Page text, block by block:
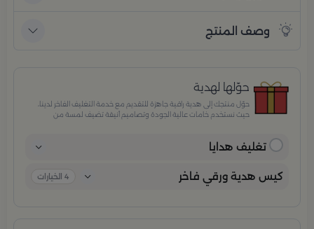
وصف المنتج
حوّلها لهدية
حوّل منتجك إلى هدية راقية جاهزة للتقديم مع خدمة التغليف الفاخر لدينا،
حيث نستخدم خامات عالية الجودة وتصاميم أنيقة تضيف لمسة من
تغليف هدايا
كيس هدية ورقي فاخر 4 الخيارات